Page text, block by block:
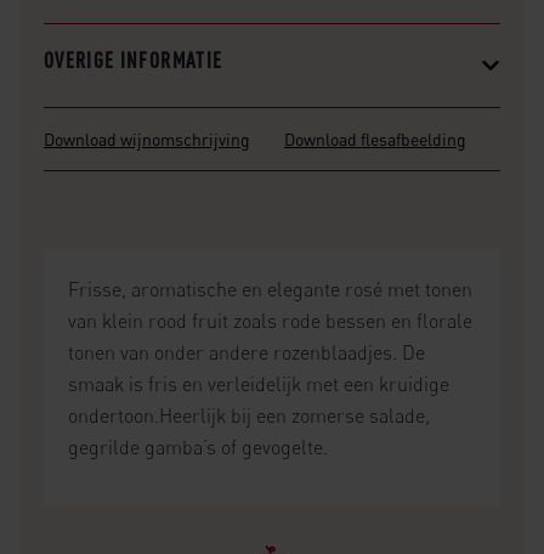
OVERIGE INFORMATIE
Download wijnomschrijving Download flesafbeelding
Frisse, aromatische en elegante rosé met tonen
van klein rood fruit zoals rode bessen en florale
tonen van onder andere rozenblaadjes. De
smaak is fris en verleidelijk met een kruidige
ondertoon.Heerlijk bij een zomerse salade,
gegrilde gamba’s of gevogelte.